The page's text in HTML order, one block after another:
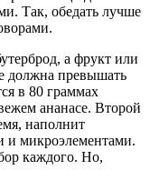
Так, обедать лучше
а фрукт или
должна превышать
в 80 граммах
ананасе. Второй
наполнит
и микроэлементами.
каждого. Но,